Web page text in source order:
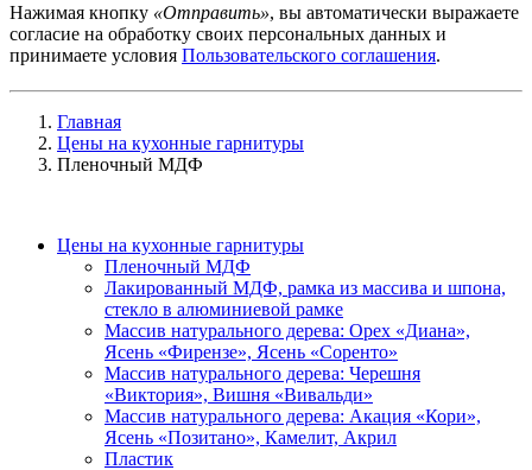
Нажимая кнопку «Отправить», вы автоматически выражаете
согласие на обработку своих персональных данных и
принимаете условия Пользовательского соглашения.
Главная
Цены на кухонные гарнитуры
Пленочный МДФ
Цены на кухонные гарнитуры
Пленочный МДФ
Лакированный МДФ, рамка из массива и шпона,
стекло в алюминиевой рамке
Массив натурального дерева: Орех «Диана»,
Ясень «Фирензе», Ясень «Соренто»
Массив натурального дерева: Черешня
«Виктория», Вишня «Вивальди»
Массив натурального дерева: Акация «Кори»,
Ясень «Позитано», Камелит, Акрил
Пластик